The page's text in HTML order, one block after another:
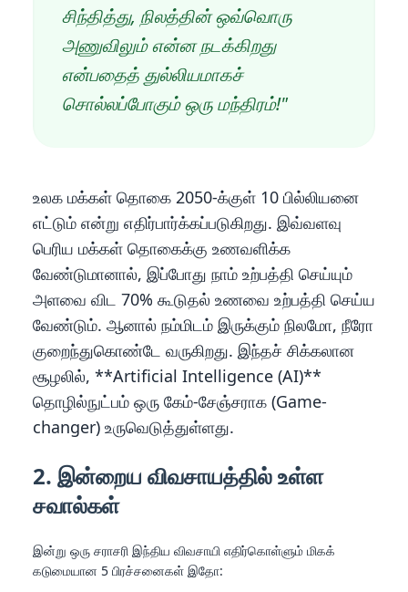
சிந்தித்து, நிலத்தின் ஒவ்வொரு
அணுவிலும் என்ன நடக்கிறது
என்பதைத் துல்லியமாகச்
சொல்லப்போகும் ஒரு மந்திரம்!"
உலக மக்கள் தொகை 2050-க்குள் 10 பில்லியனை
எட்டும் என்று எதிர்பார்க்கப்படுகிறது. இவ்வளவு
பெரிய மக்கள் தொகைக்கு உணவளிக்க
வேண்டுமானால், இப்போது நாம் உற்பத்தி செய்யும்
அளவை விட 70% கூடுதல் உணவை உற்பத்தி செய்ய
வேண்டும். ஆனால் நம்மிடம் இருக்கும் நிலமோ, நீரோ
குறைந்துகொண்டே வருகிறது. இந்தச் சிக்கலான
சூழலில், **Artificial Intelligence (AI)**
தொழில்நுட்பம் ஒரு கேம்-சேஞ்சராக (Game-
changer) உருவெடுத்துள்ளது.
2. இன்றைய விவசாயத்தில் உள்ள
சவால்கள்
இன்று ஒரு சராசரி இந்திய விவசாயி எதிர்கொள்ளும் மிகக்
கடுமையான 5 பிரச்சனைகள் இதோ: